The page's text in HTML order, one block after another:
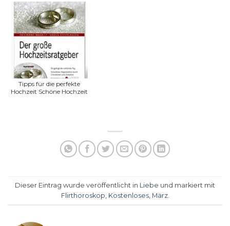
Tipps für die perfekte
Hochzeit Schöne Hochzeit
Dieser Eintrag wurde veröffentlicht in Liebe und markiert mit
Flirthoroskop Kostenloses, März.